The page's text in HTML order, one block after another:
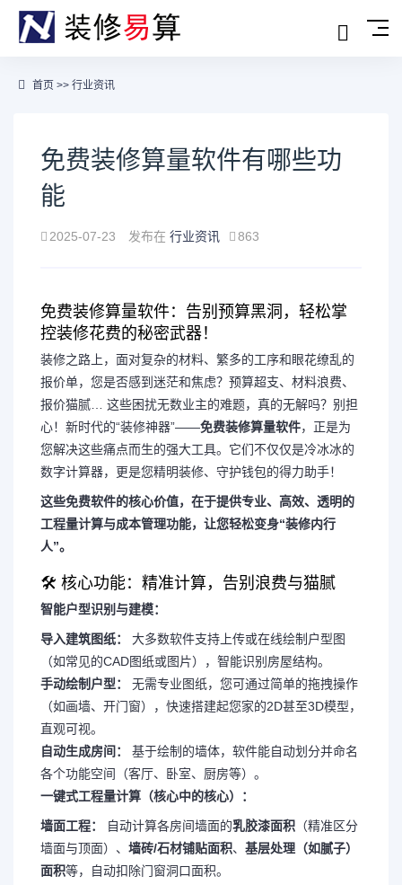
首页 >> 行业资讯
免费装修算量软件有哪些功
能
2025-07-23 发布在 行业资讯 863
免费装修算量软件：告别预算黑洞，轻松掌
控装修花费的秘密武器！
装修之路上，面对复杂的材料、繁多的工序和眼花缭乱的
报价单，您是否感到迷茫和焦虑？预算超支、材料浪费、
报价猫腻… 这些困扰无数业主的难题，真的无解吗？别担
心！新时代的“装修神器”——免费装修算量软件，正是为
您解决这些痛点而生的强大工具。它们不仅仅是冷冰冰的
数字计算器，更是您精明装修、守护钱包的得力助手！
这些免费软件的核心价值，在于提供专业、高效、透明的
工程量计算与成本管理功能，让您轻松变身“装修内行
人”。
🛠 核心功能：精准计算，告别浪费与猫腻
智能户型识别与建模：
导入建筑图纸：
大多数软件支持上传或在线绘制户型图
（如常见的CAD图纸或图片），智能识别房屋结构。
手动绘制户型：
无需专业图纸，您可通过简单的拖拽操作
（如画墙、开门窗），快速搭建起您家的2D甚至3D模型，
直观可视。
自动生成房间：
基于绘制的墙体，软件能自动划分并命名
各个功能空间（客厅、卧室、厨房等）。
一键式工程量计算（核心中的核心）：
墙面工程： 自动计算各房间墙面的乳胶漆面积 （精准区分
墙面与顶面）、 墙砖/石材铺贴面积、 基层处理（如腻子）
面积等，自动扣除门窗洞口面积。